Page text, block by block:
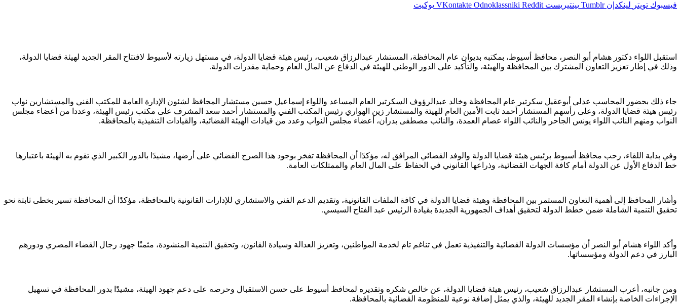
فيسبوك تويتر لينكدإن بينتيريست Odnoklassniki بوكيت
استقبل اللواء دكتور هشام أبو النصر، محافظ أسيوط، بمكتبه بديوان عام المحافظة، المستشار عبدالرزاق شعيب، رئيس هيئة قضايا الدولة، في مستهل زيارته لأسيوط لافتتاح المقر الجديد لهيئة قضايا الدولة،
وذلك في إطار تعزيز التعاون المشترك بين المحافظة والهيئة، والتأكيد على الدور الوطني للهيئة في الدفاع عن المال العام وحماية مقدرات الدولة.
جاء ذلك بحضور المحاسب عدلي أبوعقيل سكرتير عام المحافظة وخالد عبدالرؤوف السكرتير العام المساعد واللواء إسماعيل حسين مستشار المحافظ لشئون الإدارة العامة للمكتب الفني والمستشارين نواب
رئيس هيئة قضايا الدولة، وعلى رأسهم المستشار أحمد ثابت الأمين العام للهيئة والمستشار زين الهواري رئيس المكتب الفني والمستشار أحمد سعد المشرف على مكتب رئيس الهيئة، وعددا من أعضاء مجلس
النواب ومنهم النائب اللواء يونس الجاحر والنائب اللواء عصام العمدة، والنائب مصطفى بدران، أعضاء مجلس النواب وعدد من قيادات الهيئة القضائية، والقيادات التنفيذية بالمحافظة.
وفي بداية اللقاء، رحب محافظ أسيوط برئيس هيئة قضايا الدولة والوفد القضائي المرافق له، مؤكدًا أن المحافظة تفخر بوجود هذا الصرح القضائي على أرضها، مشيدًا بالدور الكبير الذي تقوم به الهيئة باعتبارها
خط الدفاع الأول عن الدولة أمام كافة الجهات القضائية، وذراعها القانوني في الحفاظ على المال العام والممتلكات العامة.
وأشار المحافظ إلى أهمية التعاون المستمر بين المحافظة وهيئة قضايا الدولة في كافة الملفات القانونية، وتقديم الدعم الفني والاستشاري للإدارات القانونية بالمحافظة، مؤكدًا أن المحافظة تسير بخطى ثابتة نحو
تحقيق التنمية الشاملة ضمن خطط الدولة لتحقيق أهداف الجمهورية الجديدة بقيادة الرئيس عبد الفتاح السيسي.
وأكد اللواء هشام أبو النصر أن مؤسسات الدولة القضائية والتنفيذية تعمل في تناغم تام لخدمة المواطنين، وتعزيز العدالة وسيادة القانون، وتحقيق التنمية المنشودة، مثمنًا جهود رجال القضاء المصري ودورهم
البارز في دعم الدولة ومؤسساتها.
ومن جانبه، أعرب المستشار عبدالرزاق شعيب، رئيس هيئة قضايا الدولة، عن خالص شكره وتقديره لمحافظ أسيوط على حسن الاستقبال وحرصه على دعم جهود الهيئة، مشيدًا بدور المحافظة في تسهيل
الإجراءات الخاصة بإنشاء المقر الجديد للهيئة، والذي يمثل إضافة نوعية للمنظومة القضائية بالمحافظة.